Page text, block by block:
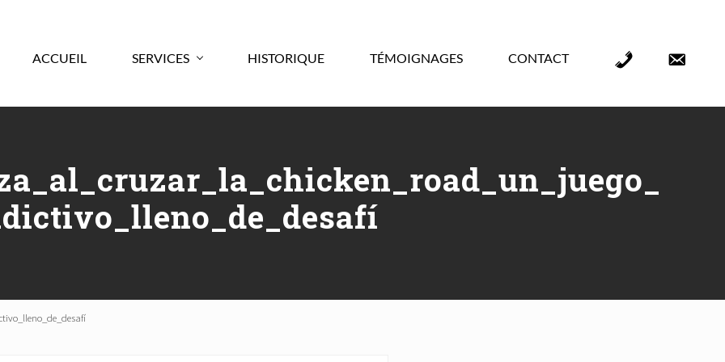
ACCUEIL SERVICES HISTORIQUE TÉMOIGNAGES CONTACT
ÉlémentÉlément